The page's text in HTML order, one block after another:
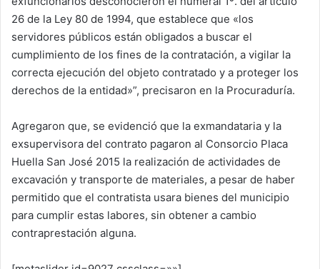
26 de la Ley 80 de 1994, que establece que «los
servidores públicos están obligados a buscar el
cumplimiento de los fines de la contratación, a vigilar la
correcta ejecución del objeto contratado y a proteger los
derechos de la entidad»”, precisaron en la Procuraduría.
Agregaron que, se evidenció que la exmandataria y la
exsupervisora del contrato pagaron al Consorcio Placa
Huella San José 2015 la realización de actividades de
excavación y transporte de materiales, a pesar de haber
permitido que el contratista usara bienes del municipio
para cumplir estas labores, sin obtener a cambio
contraprestación alguna.